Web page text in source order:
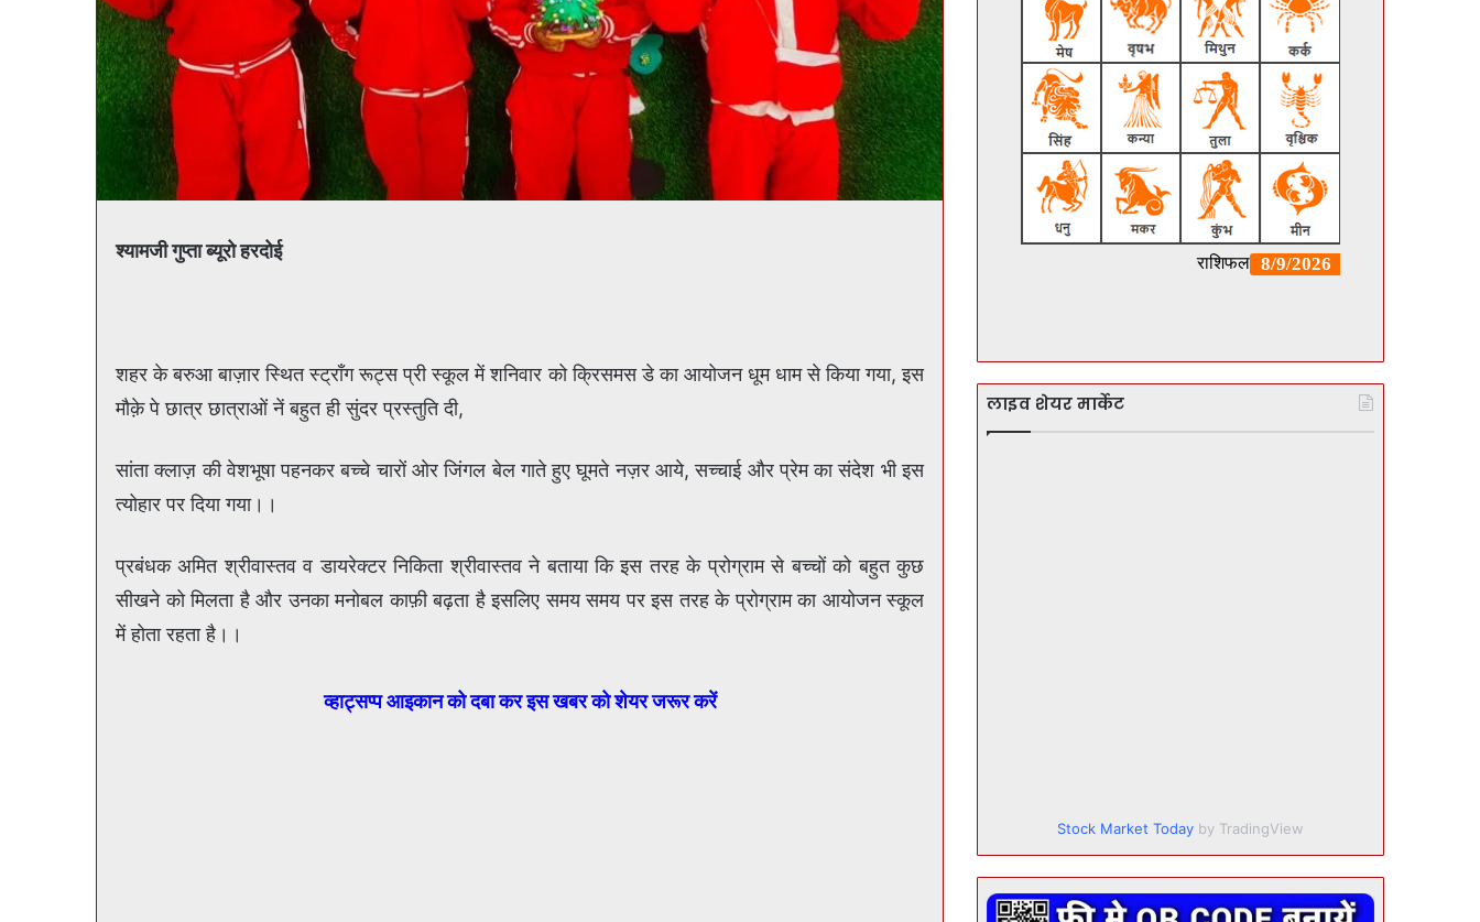
श्यामजी गुप्ता ब्यूरो हरदोई
शहर के बरुआ बाज़ार स्थित स्ट्रॉंग रूट्स प्री स्कूल में शनिवार को क्रिसमस डे का आयोजन धूम धाम से किया गया, इस
मौक़े पे छात्र छात्राओं नें बहुत ही सुंदर प्रस्तुति दी,
सांता क्लाज़ की वेशभूषा पहनकर बच्चे चारों ओर जिंगल बेल गाते हुए घूमते नज़र आये, सच्चाई और प्रेम का संदेश भी इस
त्योहार पर दिया गया।।
प्रबंधक अमित श्रीवास्तव व डायरेक्टर निकिता श्रीवास्तव ने बताया कि इस तरह के प्रोग्राम से बच्चों को बहुत कुछ
सीखने को मिलता है और उनका मनोबल काफ़ी बढ़ता है इसलिए समय समय पर इस तरह के प्रोग्राम का आयोजन स्कूल
में होता रहता है।।
व्हाट्सप्प आइकान को दबा कर इस खबर को शेयर जरूर करें
लाइव शेयर मार्केट
Stock Market Today by TradingView